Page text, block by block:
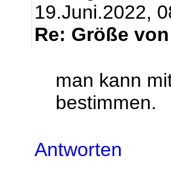
19.Juni.2022,
Re: Größe
man kann
bestimmen.
Antworten